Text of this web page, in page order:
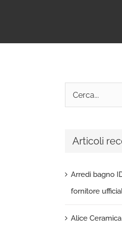
Cerca
per:
Articoli
Arredi bagno
fornitore
Alice